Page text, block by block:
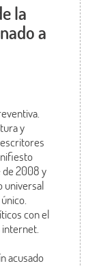
la
a
y
de 2008 y
universal
con el
acusado